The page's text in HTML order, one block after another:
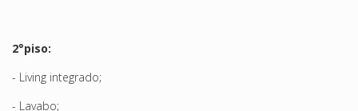
2°piso:
- Living integrado;
- Lavabo;